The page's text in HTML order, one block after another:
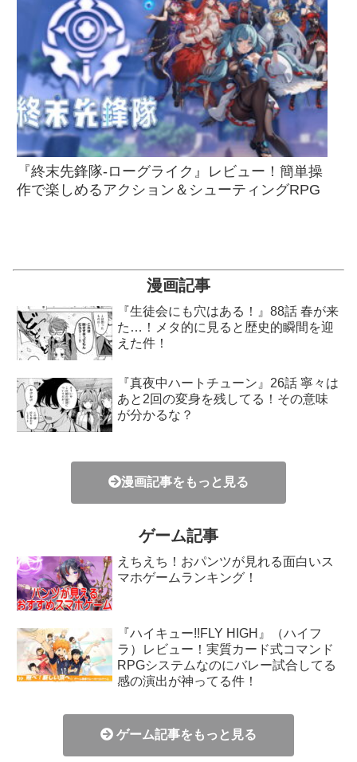
『終末先鋒隊-ローグライク』レビュー！簡単操
作で楽しめるアクション＆シューティングRPG
漫画記事
『生徒会にも穴はある！』88話 春が来
た…！メタ的に見ると歴史的瞬間を迎
えた件！
『真夜中ハートチューン』26話 寧々は
あと2回の変身を残してる！その意味
が分かるな？
漫画記事をもっと見る
ゲーム記事
えちえち！おパンツが見れる面白いス
マホゲームランキング！
『ハイキュー!!FLY HIGH』（ハイフ
ラ）レビュー！実質カード式コマンド
RPGシステムなのにバレー試合してる
感の演出が神ってる件！
ゲーム記事をもっと見る